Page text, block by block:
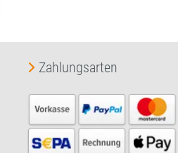
Zahlungsarten